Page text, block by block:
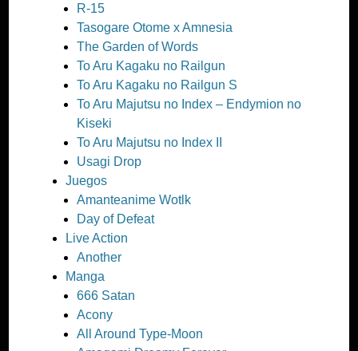
R-15
Tasogare Otome x Amnesia
The Garden of Words
To Aru Kagaku no Railgun
To Aru Kagaku no Railgun S
To Aru Majutsu no Index – Endymion no
Kiseki
To Aru Majutsu no Index II
Usagi Drop
Juegos
Amanteanime Wotlk
Day of Defeat
Live Action
Another
Manga
666 Satan
Acony
All Around Type-Moon